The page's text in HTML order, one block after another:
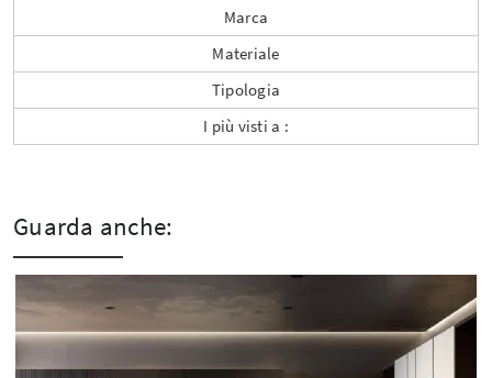
Marca
Materiale
Tipologia
I più visti a :
Guarda anche: